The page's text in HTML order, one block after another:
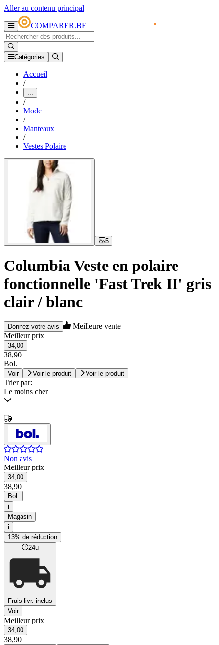
Aller au contenu principal
COMPARER.BE
Catégories
Accueil
/
...
/
Mode
/
Manteaux
/
Vestes Polaire
5
Columbia Veste en polaire
fonctionnelle 'Fast Trek II' gris
clair / blanc
Donnez votre avis
Meilleure vente
Meilleur prix
34,00
38,90
Bol.
Voir Voir le produit Voir le produit
Trier par:
Le moins cher
Non avis
Meilleur prix
34,00
38,90
Bol.
i
Magasin
i
13% de réduction
24u
Frais livr. inclus
Voir
Meilleur prix
34,00
38,90